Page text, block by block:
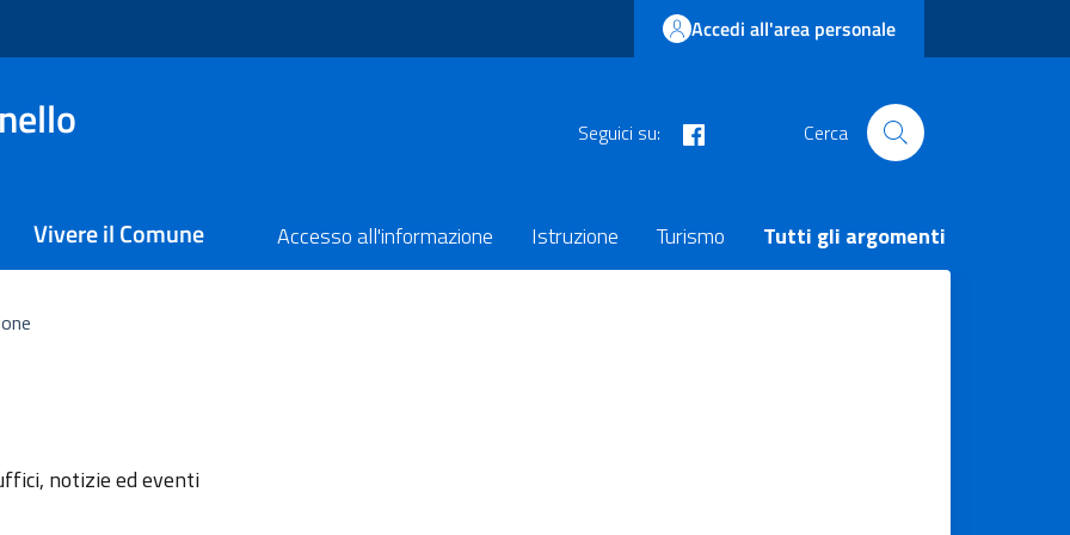
Accedi all'area personale
Seguici su: Cerca
Vivere il Comune Accesso all'informazione Istruzione Turismo Tutti gli argomenti
notizie ed eventi